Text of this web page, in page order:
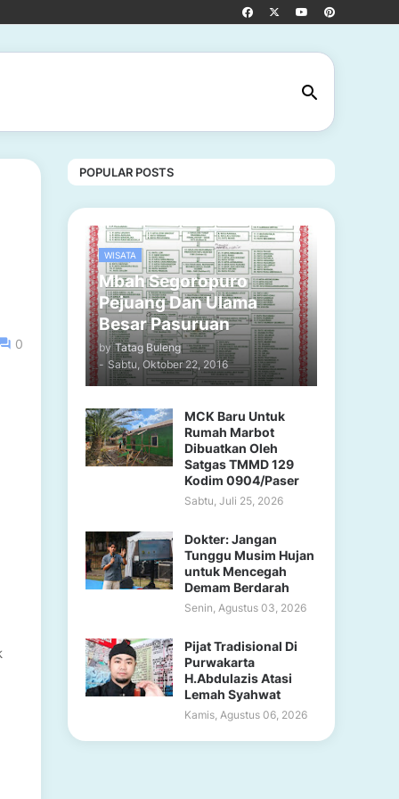
0
POPULAR POSTS
WISATA
Mbah Segoropuro
Pejuang Dan Ulama
Besar Pasuruan
by Tatag Buleng
- Sabtu, Oktober 22, 2016
MCK Baru Untuk
Rumah Marbot
Dibuatkan Oleh
Satgas TMMD 129
Kodim 0904/Paser
Sabtu, Juli 25, 2026
Dokter: Jangan
Tunggu Musim Hujan
untuk Mencegah
Demam Berdarah
Senin, Agustus 03, 2026
Pijat Tradisional Di
Purwakarta
H.Abdulazis Atasi
Lemah Syahwat
Kamis, Agustus 06, 2026